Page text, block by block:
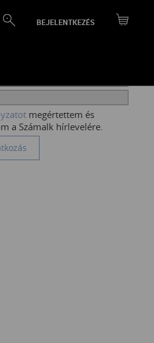
BEJELENTKEZÉS
megértettem és
a Számalk hírlevelére.